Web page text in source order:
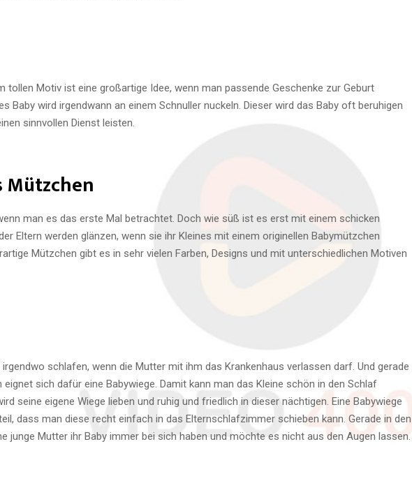
tollen Motiv ist eine großartige Idee, wenn man passende Geschenke zur Geburt
Baby wird irgendwann an einem Schnuller nuckeln. Dieser wird das Baby oft beruhigen
sinnvollen Dienst leisten.
Mützchen
man es das erste Mal betrachtet. Doch wie süß ist es erst mit einem schicken
Eltern werden glänzen, wenn sie ihr Kleines mit einem originellen Babymützchen
Mützchen gibt es in sehr vielen Farben, Designs und mit unterschiedlichen Motiven
schlafen, wenn die Mutter mit ihm das Krankenhaus verlassen darf. Und gerade
sich dafür eine Babywiege. Damit kann man das Kleine schön in den Schlaf
seine eigene Wiege lieben und ruhig und friedlich in dieser nächtigen. Eine Babywiege
dass man diese recht einfach in das Elternschlafzimmer schieben kann. Gerade in den
junge Mutter ihr Baby immer bei sich haben und möchte es nicht aus den Augen lassen.